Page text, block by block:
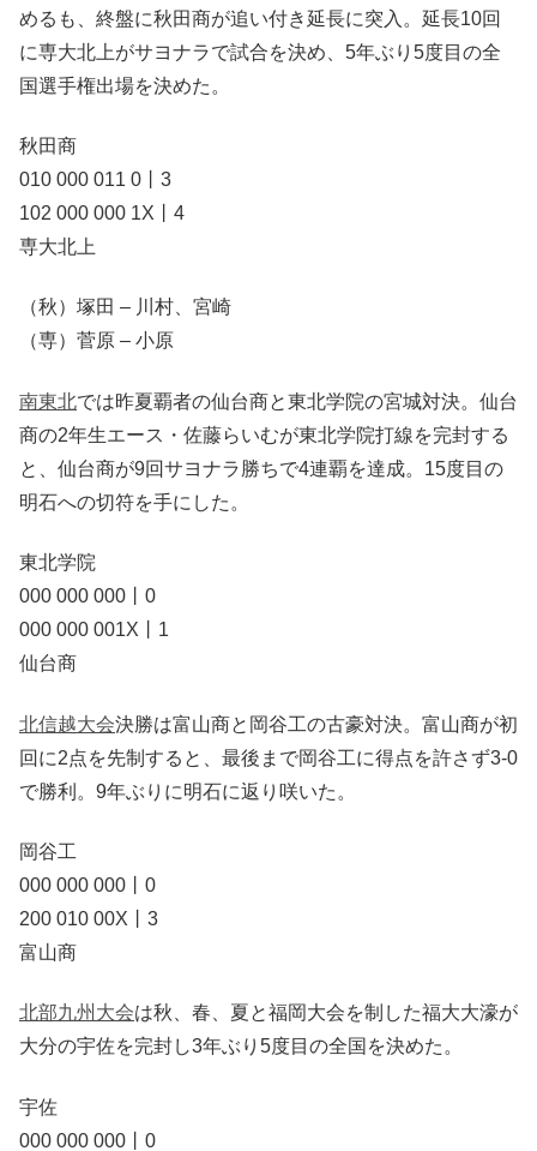
めるも、終盤に秋田商が追い付き延長に突入。延長10回
に専大北上がサヨナラで試合を決め、5年ぶり5度目の全
国選手権出場を決めた。
秋田商
010 000 011 0丨3
102 000 000 1X丨4
専大北上
（秋）塚田 – 川村、宮崎
（専）菅原 – 小原
南東北では昨夏覇者の仙台商と東北学院の宮城対決。仙台
商の2年生エース・佐藤らいむが東北学院打線を完封する
と、仙台商が9回サヨナラ勝ちで4連覇を達成。15度目の
明石への切符を手にした。
東北学院
000 000 000丨0
000 000 001X丨1
仙台商
北信越大会決勝は富山商と岡谷工の古豪対決。富山商が初
回に2点を先制すると、最後まで岡谷工に得点を許さず3-0
で勝利。9年ぶりに明石に返り咲いた。
岡谷工
000 000 000丨0
200 010 00X丨3
富山商
北部九州大会は秋、春、夏と福岡大会を制した福大大濠が
大分の宇佐を完封し3年ぶり5度目の全国を決めた。
宇佐
000 000 000丨0